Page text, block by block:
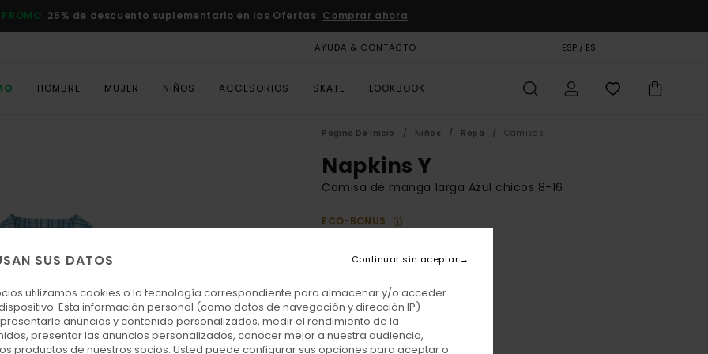
PROMO 25% de descuento suplementario en las Ofertas Comprar ahora
AYUDA & CONTACTO ESP / ES
HOMBRE MUJER NIÑOS ACCESORIOS SKATE LOOKBOOK
Página De Inicio Niños Ropa Camisas
Napkins Y
Camisa de manga larga Azul chicos 8-16
ECO-BONUS
27,00 €
DOBLE PROMO -25% EXTRA
ColorNapkins Blue
SUS DATOS
utilizamos cookies o la tecnología correspondiente para almacenar y/o acceder
Esta información personal (como datos de navegación y dirección IP)
anuncios y contenido personalizados, medir el rendimiento de la
presentar las anuncios personalizados, conocer mejor a nuestra audiencia,
productos de nuestros socios. Usted puede configurar sus opciones para aceptar o
Continuar sin aceptar